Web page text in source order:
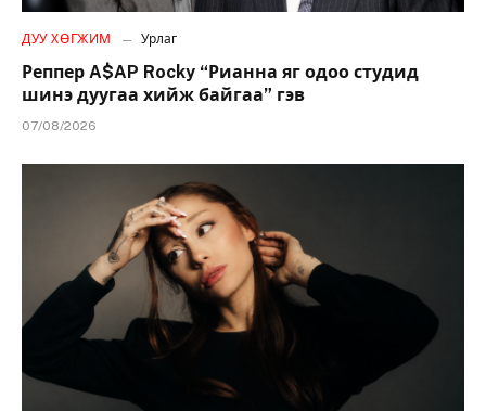
ДУУ ХӨГЖИМ Урлаг
Реппер A$AP Rocky “Рианна яг одоо студид
шинэ дуугаа хийж байгаа” гэв
07/08/2026